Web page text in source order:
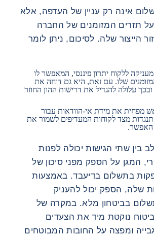
אינה רק עניין של העדפה, אלא
תזרים המזומנים של החברה
הייצור שלה. לסיכום, ניתן לומר
ללקוח יתרון פיננסי, המאפשר לו
שלו. עם זאת, היא גם דוחה את
עלולה להגדיל את דרישות ההון החוזר
מפחית את מידת אי‑הוודאות עבור
מצד לקוחות המעדיפים לשמור את
האפשר.
שתי הגישות יכולה לפנות
המגן על הספק מפני סיכון של
בתשלום בדיעבד. באמצעות
שלה, הספק יכול להעניק
בביטחון מלא. במקרה של
נוקטת מיד את הצעדים
ומפצה על החובות המבוטחים